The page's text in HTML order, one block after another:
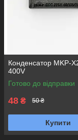
Конденсатор MKP-
400V
Готово до відправки
48 ₴ 50 ₴
Купити